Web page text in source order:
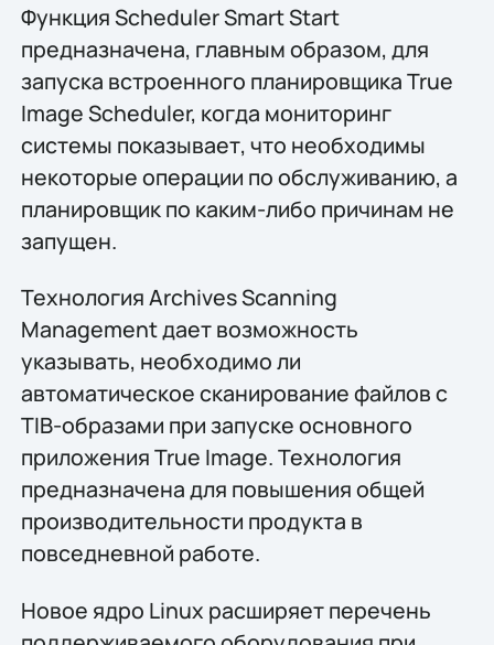
Функция Scheduler Smart Start
предназначена, главным образом, для
запуска встроенного планировщика True
Image Scheduler, когда мониторинг
системы показывает, что необходимы
некоторые операции по обслуживанию, а
планировщик по каким-либо причинам не
запущен.
Технология Archives Scanning
Management дает возможность
указывать, необходимо ли
автоматическое сканирование файлов с
TIB-образами при запуске основного
приложения True Image. Технология
предназначена для повышения общей
производительности продукта в
повседневной работе.
Новое ядро Linux расширяет перечень